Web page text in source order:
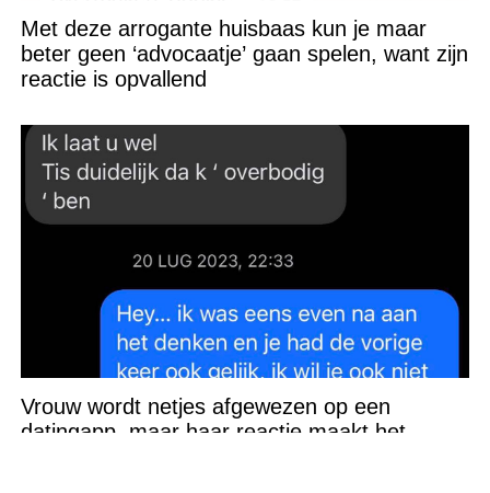
Met deze arrogante huisbaas kun je maar
beter geen ‘advocaatje’ gaan spelen, want zijn
reactie is opvallend
Vrouw wordt netjes afgewezen op een
datingapp, maar haar reactie maakt het